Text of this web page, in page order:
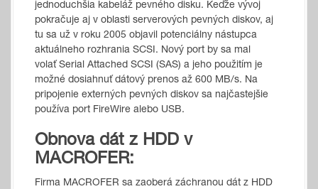
jednoduchšia kabeláž pevného disku. Keďže vývoj
pokračuje aj v oblasti serverových pevných diskov, aj
tu sa už v roku 2005 objavil potenciálny nástupca
aktuálneho rozhrania SCSI. Nový port by sa mal
volať Serial Attached SCSI (SAS) a jeho použitím je
možné dosiahnuť dátový prenos až 600 MB/s. Na
pripojenie externých pevných diskov sa najčastejšie
používa port FireWire alebo USB.
Obnova dát z HDD v
MACROFER:
Firma MACROFER sa zaoberá záchranou dát z HDD